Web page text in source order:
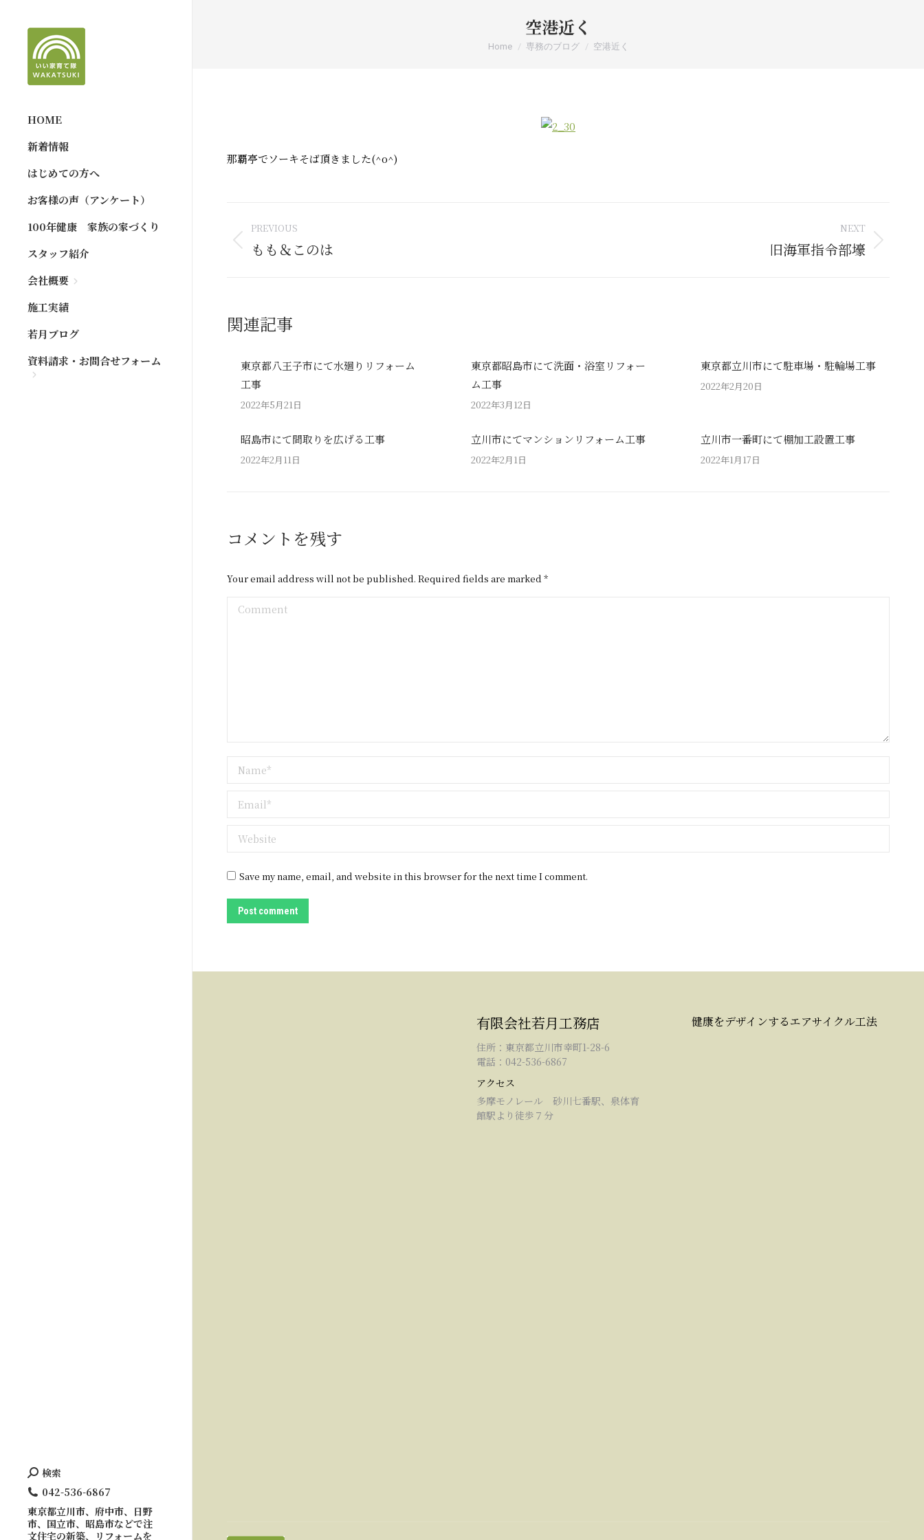
HOME
新着情報
はじめての方へ
お客様の声（アンケート）
100年健康 家族の家づくり
スタッフ紹介
会社概要
施工実績
若月ブログ
資料請求・お問合せフォーム
Search:
検索
042-536-6867
東京都立川市、府中市、日野
市、国立市、昭島市などで注
文住宅の新築、リフォームを
空港近く
You are here:
Home 専務のブログ 空港近く
那覇亭でソーキそば頂きました(^o^)
Post
navigation
PREVIOUS
Previous
もも＆このは
NEXT
旧海軍指令部壕
関連記事
東京都八王子市にて水廻りリフォーム
工事
2022年5月21日
東京都昭島市にて洗面・浴室リフォー
ム工事
2022年3月12日
東京都立川市にて駐車場・駐輪場工事
2022年2月20日
昭島市にて間取りを広げる工事
2022年2月11日
立川市にてマンションリフォーム工事
2022年2月1日
立川市一番町にて棚加工設置工事
2022年1月17日
コメントを残す
Your email address will not be published. Required fields are marked*
Comment
Name *
Email *
Website
Save my name, email, and website in this browser for the next time I comment.
Post comment
有限会社若月工務店
住所：東京都立川市幸町1-28-6
電話：042-536-6867
アクセス
多摩モノレール 砂川七番駅、泉体育
館駅より徒歩７分
健康をデザインするエアサイクル工法